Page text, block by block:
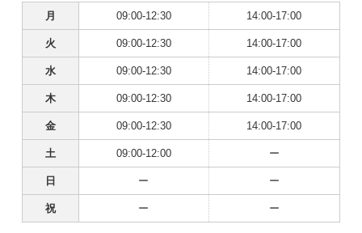
月 09:00-12:30 14:00-17:00
火 09:00-12:30 14:00-17:00
水 09:00-12:30 14:00-17:00
木 09:00-12:30 14:00-17:00
金 09:00-12:30 14:00-17:00
土 09:00-12:00 ー
日 ー ー
祝 ー ー